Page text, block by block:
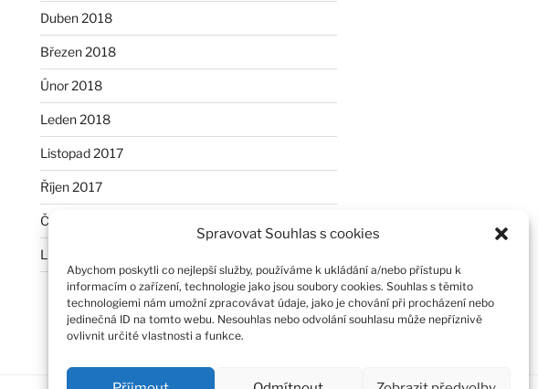
Spravovat Souhlas s cookies
Abychom poskytli co nejlepší služby, používáme k ukládání a/nebo přístupu k
informacím o zařízení, technologie jako jsou soubory cookies. Souhlas s těmito
technologiemi nám umožní zpracovávat údaje, jako je chování při procházení nebo
jedinečná ID na tomto webu. Nesouhlas nebo odvolání souhlasu může nepříznivě
ovlivnit určité vlastnosti a funkce.
Duben 2018
Březen 2018
Únor 2018
Leden 2018
Listopad 2017
Říjen 2017
Červen 2017
Listopad 2014